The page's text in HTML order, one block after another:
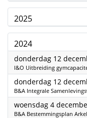
2025
2024
donderdag 12
I&O Uitbreiding
donderdag 12
B&A Integrale
woensdag 4
B&A Bestemmingsplan